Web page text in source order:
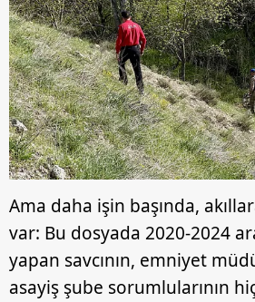
Ama daha işin başında,
var: Bu dosyada 2020-2024
yapan savcının, emniyet
asayiş şube sorumlularının